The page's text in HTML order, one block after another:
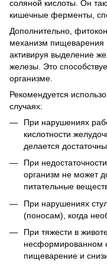
соляной кислоты. Он
кишечные ферменты,
Дополнительно,
механизм пищеварения
активируя выделение
железы. Это
организме.
Рекомендуется
случаях:
При нарушениях
кислотности
делается
При
организм не может
питательные
При нарушениях
(поносам), когда
При тяжести в
несформированном
пищеварение и